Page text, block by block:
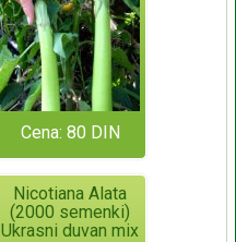
Cena: 80 DIN
Nicotiana Alata
(2000 semenki)
Ukrasni duvan mix